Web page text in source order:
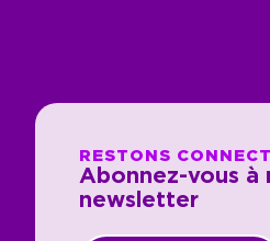
RESTONS
Abonnez-vous à
newsletter